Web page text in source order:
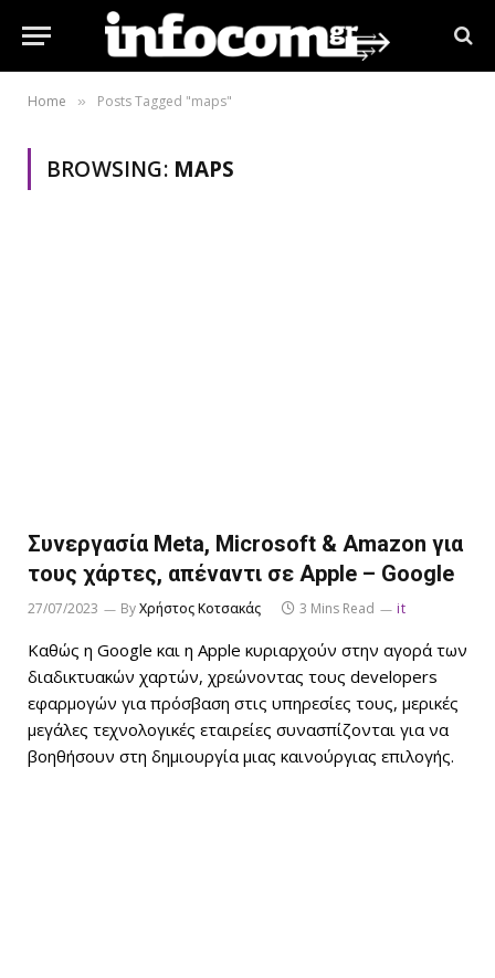
Home » Posts Tagged "maps"
BROWSING: MAPS
Συνεργασία Meta, Microsoft & Amazon για
τους χάρτες, απέναντι σε Apple – Google
27/07/2023 ByΧρήστος Κοτσακάς 3 Mins Read it
Καθώς η Google και η Apple κυριαρχούν στην αγορά των
διαδικτυακών χαρτών, χρεώνοντας τους developers
εφαρμογών για πρόσβαση στις υπηρεσίες τους, μερικές
μεγάλες τεχνολογικές εταιρείες συνασπίζονται για να
βοηθήσουν στη δημιουργία μιας καινούργιας επιλογής.